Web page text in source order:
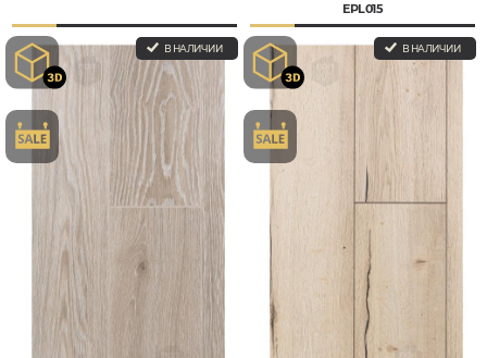
В НАЛИЧИИ
EPL015
В НАЛИЧИИ